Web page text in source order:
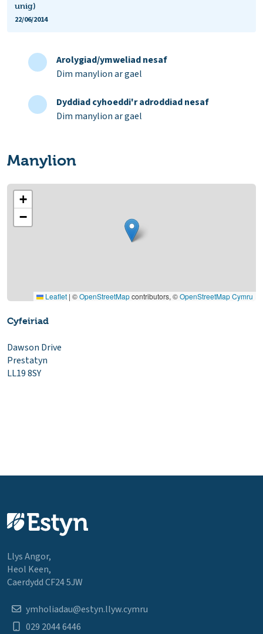
unig)
22/06/2014
Arolygiad/ymweliad nesaf
Dim manylion ar gael
Dyddiad cyhoeddi'r adroddiad nesaf
Dim manylion ar gael
Manylion
+
−
Leaflet | ©OpenStreetMapcontributors, ©OpenStreetMap Cymru
Cyfeiriad
Dawson Drive
Prestatyn
LL19 8SY
Llys Angor,
Heol Keen,
Caerdydd CF24 5JW
ymholiadau@estyn.llyw.cymru
029 2044 6446